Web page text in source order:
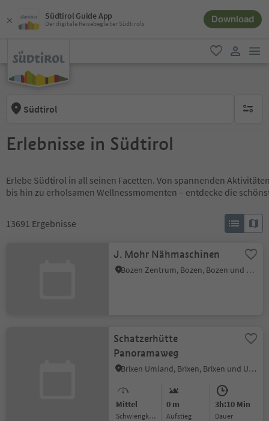
Südtirol Guide App
Der digitale Reisebegleiter Südtirols Download
favorit
Südtirol keine
Erlebnisse in Südtirol
Erlebe Südtirol in all seinen Facetten. Von spannenden
bis hin zu erholsamen Wellnessmomenten – entdecke die
13691 Ergebnisse
J. Mohr Nähmaschinen
Bozen Zentrum, Bozen, Bozen und Umgebung
Schatzerhütte
Panoramaweg
Brixen Umland, Brixen, Brixen und Umgebung
Mittel
Schwierigkeitsgrad
0 m
Aufstieg
3h:10 Min
Dauer